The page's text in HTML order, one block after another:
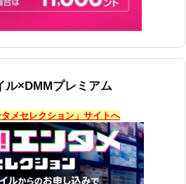
ル×DMMプレミアム
タメセレクション」サイトへ